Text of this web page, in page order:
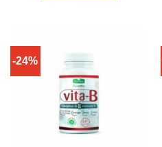
-24%